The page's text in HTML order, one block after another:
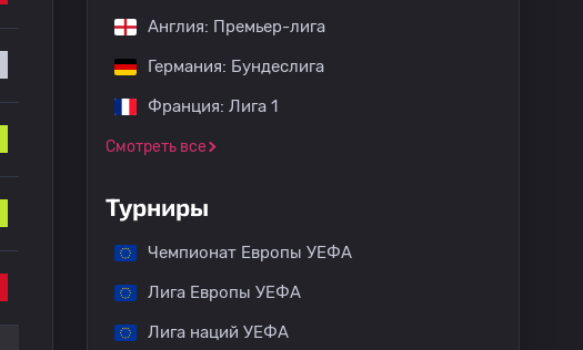
Англия: Премьер-лига
Германия: Бундеслига
Франция: Лига 1
Смотреть все
Турниры
Чемпионат Европы УЕФА
Лига Европы УЕФА
Лига наций УЕФА